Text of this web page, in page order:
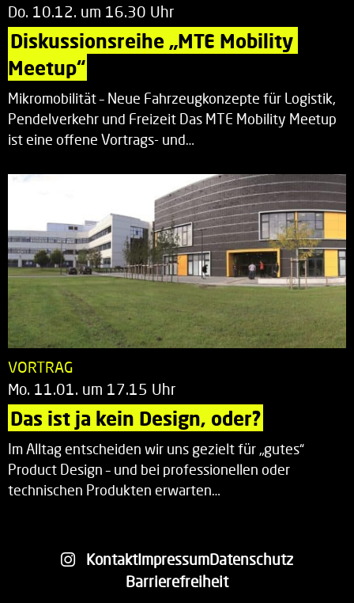
Do. 10.12. um 16.30 Uhr
Diskussionsreihe „MTE Mobility
Meetup“
Mikromobilität – Neue Fahrzeugkonzepte für Logistik,
Pendelverkehr und Freizeit Das MTE Mobility Meetup
ist eine offene Vortrags- und…
VORTRAG
Mo. 11.01. um 17.15 Uhr
Das ist ja kein Design, oder?
Im Alltag entscheiden wir uns gezielt für „gutes“
Product Design – und bei professionellen oder
technischen Produkten erwarten…
KontaktImpressumDatenschutz
Barrierefreiheit